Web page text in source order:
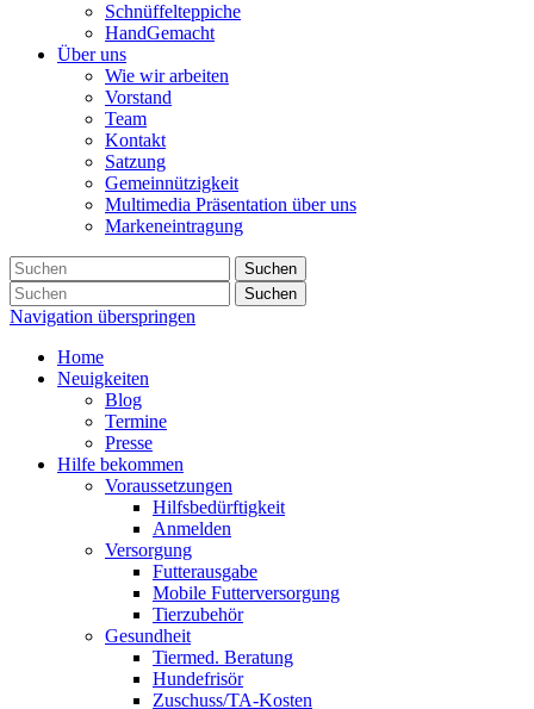
Schnüffelteppiche
HandGemacht
Über uns
Wie wir arbeiten
Vorstand
Team
Kontakt
Satzung
Gemeinnützigkeit
Multimedia Präsentation über uns
Markeneintragung
Suchen
Suchen
Navigation überspringen
Home
Neuigkeiten
Blog
Termine
Presse
Hilfe bekommen
Voraussetzungen
Hilfsbedürftigkeit
Anmelden
Versorgung
Futterausgabe
Mobile Futterversorgung
Tierzubehör
Gesundheit
Tiermed. Beratung
Hundefrisör
Zuschuss/TA-Kosten